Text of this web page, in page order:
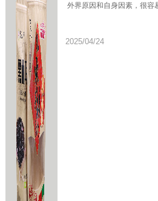
外界原因和自身因素，很容
2025/04/24